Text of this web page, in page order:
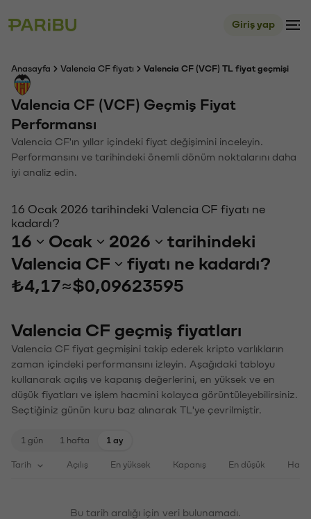
Giriş yap
Anasayfa Valencia CF fiyatı Valencia CF (VCF) TL fiyat geçmişi
Valencia CF (VCF) Geçmiş Fiyat
Performansı
Valencia CF'ın yıllar içindeki fiyat değişimini inceleyin.
Performansını ve tarihindeki önemli dönüm noktalarını daha
iyi analiz edin.
16 Ocak 2026 tarihindeki Valencia CF fiyatı ne
kadardı?
16 Ocak 2026
tarihindeki
Valencia CF
fiyatı ne kadardı?
₺4,17≈$0,09623595
Valencia CF geçmiş fiyatları
Valencia CF fiyat geçmişini takip ederek kripto varlıkların
zaman içindeki performansını izleyin. Aşağıdaki tabloyu
kullanarak açılış ve kapanış değerlerini, en yüksek ve en
düşük fiyatları ve işlem hacmini kolayca görüntüleyebilirsiniz.
Seçtiğiniz günün kuru baz alınarak TL'ye çevrilmiştir.
1 gün 1 hafta 1 ay
Tarih Açılış En yüksek Kapanış En düşük
Bu tarih aralığı için veri bulunamadı.